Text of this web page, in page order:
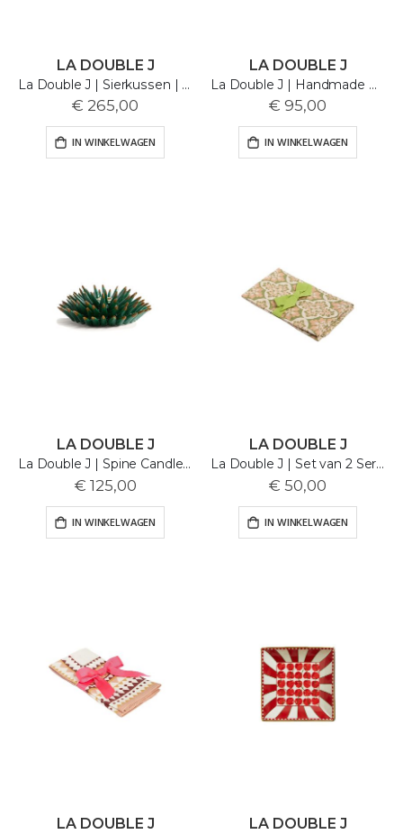
LA DOUBLE J
La Double J | Sierkussen | Parrotstem | 50x50cm
€ 265,00
IN WINKELWAGEN
LA DOUBLE J
La Double J | Handmade Glass Candle
€ 95,00
IN WINKELWAGEN
LA DOUBLE J
La Double J | Spine Candle Holder | Forest Green
€ 125,00
IN WINKELWAGEN
LA DOUBLE J
La Double J | Set van 2 Servetten | Palazzo Light Pink
€ 50,00
IN WINKELWAGEN
LA DOUBLE J LA DOUBLE J